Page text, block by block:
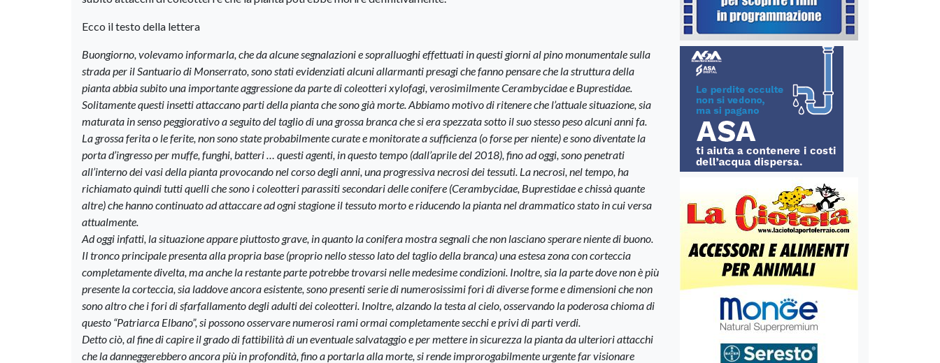
Ecco il testo della lettera
Buongiorno, volevamo informarla, che da alcune segnalazioni e sopralluoghi effettuati in questi giorni al pino monumentale sulla
strada per il Santuario di Monserrato, sono stati evidenziati alcuni allarmanti presagi che fanno pensare che la struttura della
pianta abbia subito una importante aggressione da parte di coleotteri xylofagi, verosimilmente Cerambycidae e Buprestidae.
Solitamente questi insetti attaccano parti della pianta che sono già morte. Abbiamo motivo di ritenere che l’attuale situazione, sia
maturata in senso peggiorativo a seguito del taglio di una grossa branca che si era spezzata sotto il suo stesso peso alcuni anni fa.
La grossa ferita o le ferite, non sono state probabilmente curate e monitorate a sufficienza (o forse per niente) e sono diventate la
porta d’ingresso per muffe, funghi, batteri … questi agenti, in questo tempo (dall’aprile del 2018), fino ad oggi, sono penetrati
all’interno dei vasi della pianta provocando nel corso degli anni, una progressiva necrosi dei tessuti. La necrosi, nel tempo, ha
richiamato quindi tutti quelli che sono i coleotteri parassiti secondari delle conifere (Cerambycidae, Buprestidae e chissà quante
altre) che hanno continuato ad attaccare ad ogni stagione il tessuto morto e riducendo la pianta nel drammatico stato in cui versa
attualmente.
Ad oggi infatti, la situazione appare piuttosto grave, in quanto la conifera mostra segnali che non lasciano sperare niente di buono.
Il tronco principale presenta alla propria base (proprio nello stesso lato del taglio della branca) una estesa zona con corteccia
completamente divelta, ma anche la restante parte potrebbe trovarsi nelle medesime condizioni. Inoltre, sia la parte dove non è più
presente la corteccia, sia laddove ancora esistente, sono presenti serie di numerosissimi fori di diverse forme e dimensioni che non
sono altro che i fori di sfarfallamento degli adulti dei coleotteri. Inoltre, alzando la testa al cielo, osservando la poderosa chioma di
questo “Patriarca Elbano”, si possono osservare numerosi rami ormai completamente secchi e privi di parti verdi.
Detto ciò, al fine di capire il grado di fattibilità di un eventuale salvataggio e per mettere in sicurezza la pianta da ulteriori attacchi
che la danneggerebbero ancora più in profondità, fino a portarla alla morte, si rende improrogabilmente urgente far visionare